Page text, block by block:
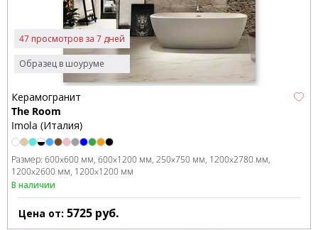
Образец в шоуруме
47 просмотров за 7 дней
Керамогранит
The Room
Imola (Италия)
Размер: 600x600 мм 600x1200 мм 250x750 мм 1200x2780 мм
1200x2600 мм 1200x1200 мм
В наличии
Цена от: 5725 руб.